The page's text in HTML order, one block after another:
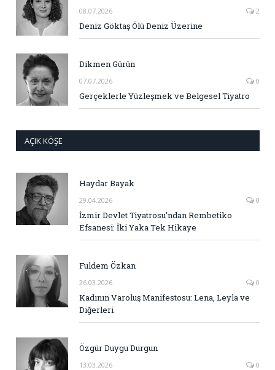
08.07.2026 2
Deniz Göktaş Ölü Deniz Üzerine
Dikmen Gürün
07.07.2026 0
Gerçeklerle Yüzleşmek ve Belgesel Tiyatro
AÇIK KÖŞE
Haydar Bayak
29.04.2026 0
İzmir Devlet Tiyatrosu’ndan Rembetiko
Efsanesi: İki Yaka Tek Hikaye
Fuldem Özkan
26.03.2026 0
Kadının Varoluş Manifestosu: Lena, Leyla ve
Diğerleri
Özgür Duygu Durgun
13.03.2026 0